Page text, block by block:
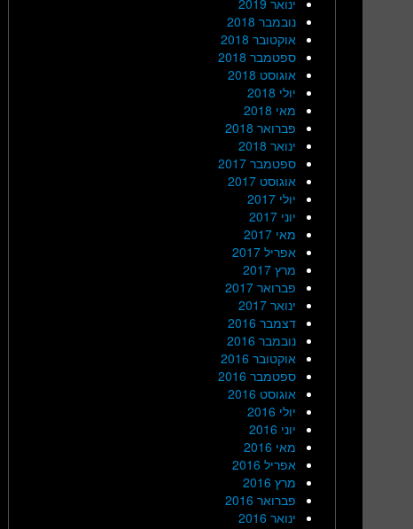
נובמבר 2018
אוקטובר 2018
ספטמבר 2018
אוגוסט 2018
יולי 2018
מאי 2018
פברואר 2018
ינואר 2018
ספטמבר 2017
אוגוסט 2017
יולי 2017
יוני 2017
מאי 2017
אפריל 2017
מרץ 2017
פברואר 2017
ינואר 2017
דצמבר 2016
נובמבר 2016
אוקטובר 2016
ספטמבר 2016
אוגוסט 2016
יולי 2016
יוני 2016
מאי 2016
אפריל 2016
מרץ 2016
פברואר 2016
ינואר 2016